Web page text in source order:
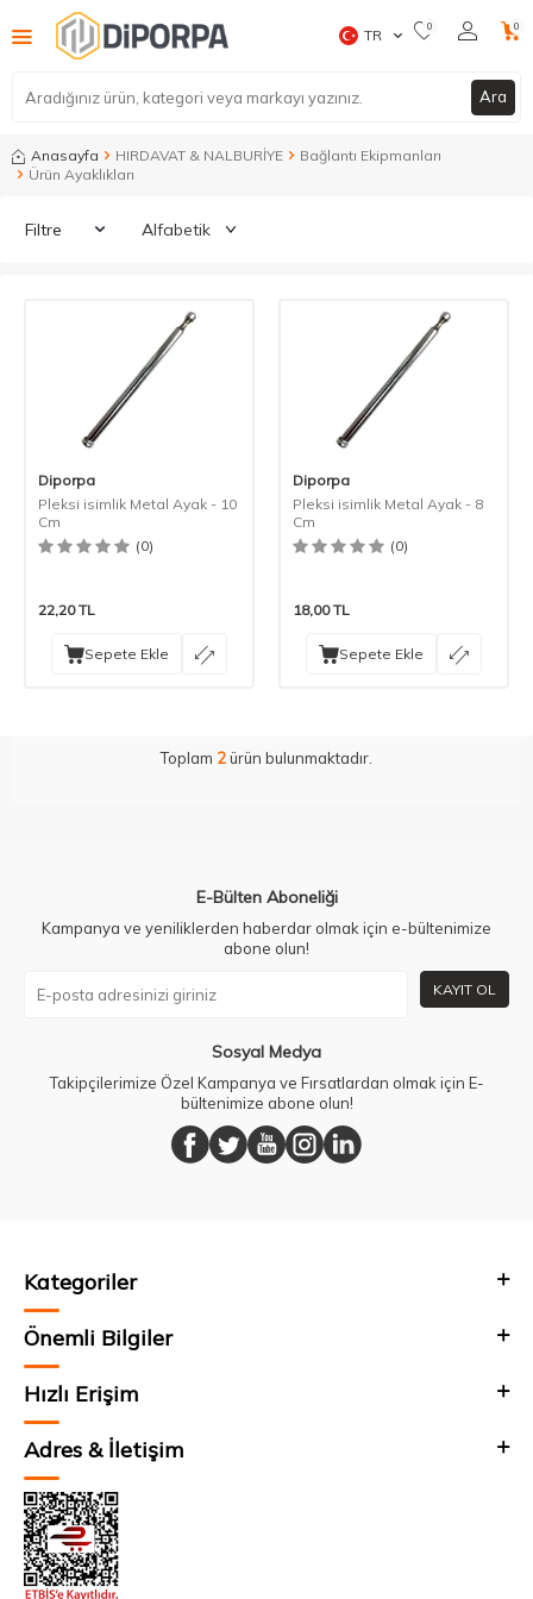
Ara
TR 0 0
Anasayfa HIRDAVAT & NALBURİYE
Bağlantı Ekipmanları
Ürün Ayaklıkları
Filtre
Diporpa
Pleksi isimlik Metal Ayak - 10
Cm
(0)
22,20TL
Sepete Ekle
Diporpa
Pleksi isimlik Metal Ayak - 8
Cm
(0)
18,00TL
Sepete Ekle
Toplam 2ürün bulunmaktadır.
E-Bülten Aboneliği
Kampanya ve yeniliklerden haberdar olmak için e-bültenimize
abone olun!
KAYIT OL
Sosyal Medya
Takipçilerimize Özel Kampanya ve Fırsatlardan olmak için E-
bültenimize abone olun!
Kategoriler
Önemli Bilgiler
Hızlı Erişim
Adres & İletişim